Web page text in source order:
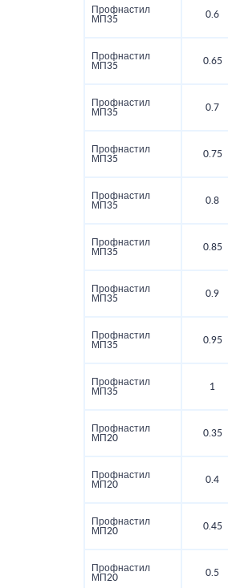
Профнастил
МП35
0.6
Профнастил
МП35
0.65
Профнастил
МП35
0.7
Профнастил
МП35
0.75
Профнастил
МП35
0.8
Профнастил
МП35
0.85
Профнастил
МП35
0.9
Профнастил
МП35
0.95
Профнастил
МП35
1
Профнастил
МП20
0.35
Профнастил
МП20
0.4
Профнастил
МП20
0.45
Профнастил
МП20
0.5